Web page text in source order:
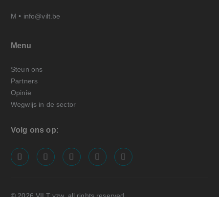
M • info@vilt.be
Menu
Steun ons
Partners
Opinie
Wegwijs in de sector
Volg ons op:
screenreader.visit us on our facebook page: https://
screenreader.visit us on our linkedin page:
screenreader.visit us on our
screenreader.visit us on our x
screenreader.visit us on